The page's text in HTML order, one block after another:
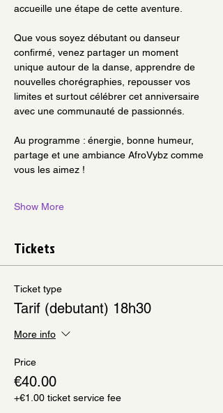
accueille une étape de cette aventure.
Que vous soyez débutant ou danseur
confirmé, venez partager un moment
unique autour de la danse, apprendre de
nouvelles chorégraphies, repousser vos
limites et surtout célébrer cet anniversaire
avec une communauté de passionnés.
Au programme : énergie, bonne humeur,
partage et une ambiance AfroVybz comme
vous les aimez !
Show More
Tickets
Ticket type
Tarif (debutant) 18h30
More info
Price
€40.00
+€1.00 ticket service fee